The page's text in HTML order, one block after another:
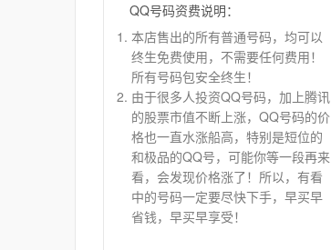
QQ号码资费说明：
本店售出的所有普通号码，均可以
终生免费使用，不需要任何费用！
所有号码包安全终生！
由于很多人投资QQ号码，加上腾讯
的股票市值不断上涨，QQ号码的价
格也一直水涨船高，特别是短位的
和极品的QQ号，可能你等一段再来
看，会发现价格涨了！所以，有看
中的号码一定要尽快下手，早买早
省钱，早买早享受！